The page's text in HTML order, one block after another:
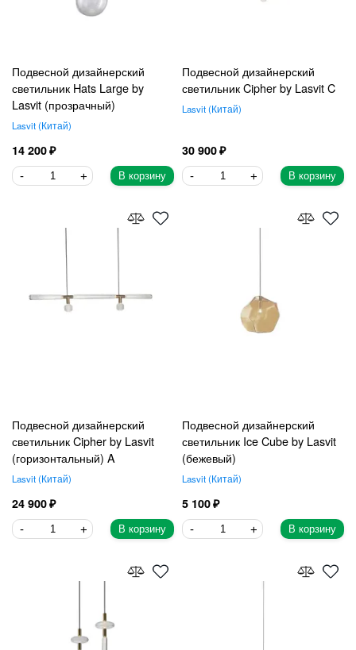
Подвесной дизайнерский
светильник Hats Large by
Lasvit (прозрачный)
Lasvit Китай
14 200
В корзину
Подвесной дизайнерский
светильник Cipher by Lasvit C
Lasvit Китай
30 900
В корзину
Подвесной дизайнерский
светильник Cipher by Lasvit
(горизонтальный) A
Lasvit Китай
24 900
В корзину
Подвесной дизайнерский
светильник Ice Cube by Lasvit
(бежевый)
Lasvit Китай
5 100
В корзину